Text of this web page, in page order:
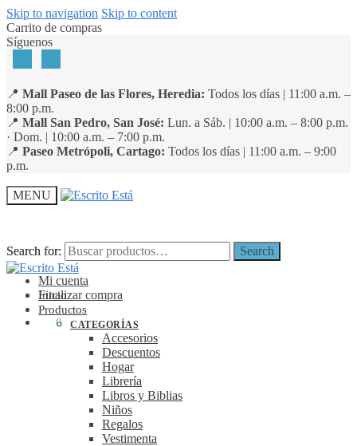
Skip to navigation Skip to content
Carrito de compras
Síguenos
📍 Mall Paseo de las Flores, Heredia: Todos los días | 11:00 a.m. –
8:00 p.m.
📍 Mall San Pedro, San José: Lun. a Sáb. | 10:00 a.m. – 8:00 p.m.
· Dom. | 10:00 a.m. – 7:00 p.m.
📍 Paseo Metrópoli, Cartago: Todos los días | 11:00 a.m. – 9:00
p.m.
MENU
Search for: Search
Mi cuenta
Finalizar compra
0
Search for: Search
Inicio
Productos
CATEGORÍAS
Accesorios
Descuentos
Hogar
Librería
Libros y Biblias
Niños
Regalos
Vestimenta